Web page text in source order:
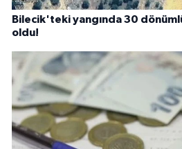
Bilecik'teki yangında 30
oldu!